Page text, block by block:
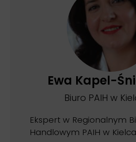
Ewa Kapel-
Biuro PAIH w
Ekspert w Regionalnym
Handlowym PAIH w